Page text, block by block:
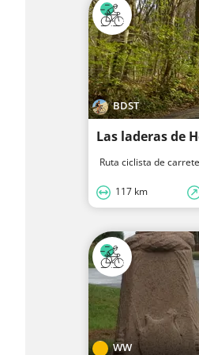
BDST
Las laderas de
Ruta ciclista de
117 km
WW